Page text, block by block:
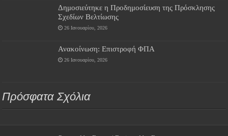
Δημοσιεύτηκε η Προδημοσίευση της Πρόσκλησης
Σχεδίων Βελτίωσης
26 Ιανουαρίου, 2026
Ανακοίνωση: Επιστροφή ΦΠΑ
26 Ιανουαρίου, 2026
Πρόσφατα Σχόλια